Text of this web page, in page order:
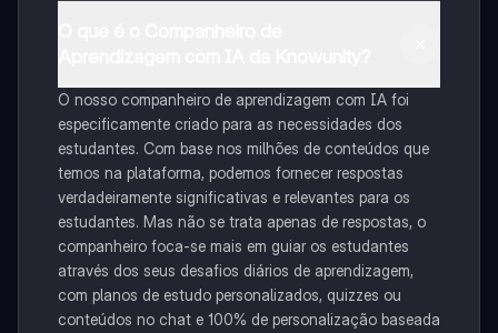
O nosso companheiro de aprendizagem com IA foi
especificamente criado para as necessidades dos
estudantes. Com base nos milhões de conteúdos que
temos na plataforma, podemos fornecer respostas
verdadeiramente significativas e relevantes para os
estudantes. Mas não se trata apenas de respostas, o
companheiro foca-se mais em guiar os estudantes
através dos seus desafios diários de aprendizagem,
com planos de estudo personalizados, quizzes ou
conteúdos no chat e 100% de personalização baseada